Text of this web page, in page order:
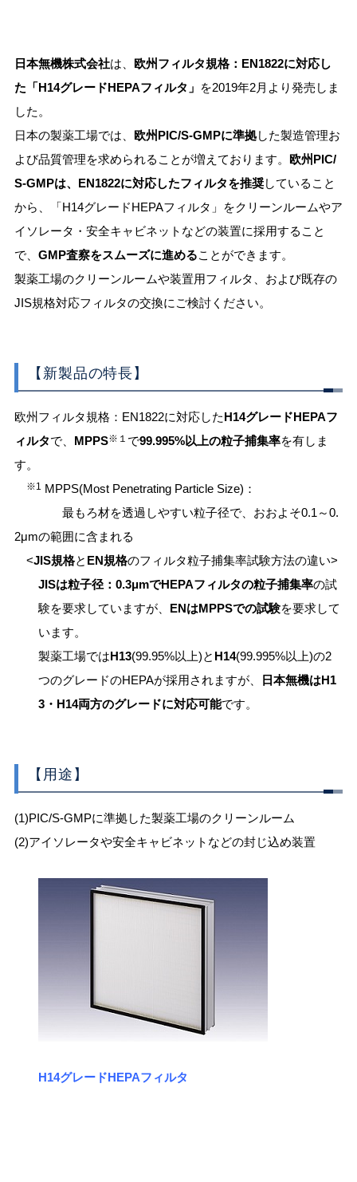
日本無機株式会社は、 欧州フィルタ規格：EN1822に対応し
た「H14グレードHEPAフィルタ」 を2019年2月より発売しま
した。
日本の製薬工場では、 欧州PIC/S-GMPに準拠した製造管理お
よび品質管理を求められることが増えております。 欧州PIC/
S-GMPは、EN1822に対応したフィルタを推奨していること
から、「H14グレードHEPAフィルタ」をクリーンルームやア
イソレータ・安全キャビネットなどの装置に採用すること
で、 GMP査察をスムーズに進めることができます。
製薬工場のクリーンルームや装置用フィルタ、および既存の
JIS規格対応フィルタの交換にご検討ください。
【新製品の特長】
欧州フィルタ規格：EN1822に対応したH14グレードHEPAフ
ィルタで、 MPPS※１ で99.995%以上の粒子捕集率を有しま
す。
※1 MPPS(Most Penetrating Particle Size)：
最もろ材を透過しやすい粒子径で、おおよそ0.1～0.
2μmの範囲に含まれる
<JIS規格と EN規格のフィルタ粒子捕集率試験方法の違い>
JISは粒子径：0.3μmでHEPAフィルタの粒子捕集率の試
験を要求していますが、 ENはMPPSでの試験を要求して
います。
製薬工場ではH13(99.95%以上)と H14(99.995%以上)の2
つのグレードのHEPAが採用されますが、
日本無機はH1
3・H14両方のグレードに対応可能です。
【用途】
(1)PIC/S-GMPに準拠した製薬工場のクリーンルーム
(2)アイソレータや安全キャビネットなどの封じ込め装置
H14グレードHEPAフィルタ